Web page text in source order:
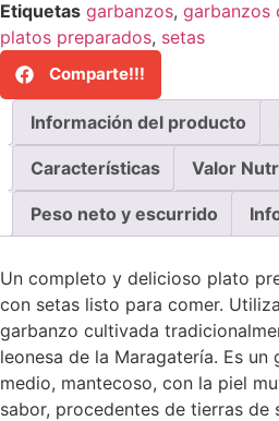
Etiquetas garbanzos, garbanzos
platos preparados, setas
Comparte!!!
Información del producto
Características Valor
Peso neto y escurrido
Un completo y delicioso plato
con setas listo para comer.
garbanzo cultivada
leonesa de la Maragatería. Es un
medio, mantecoso, con la piel
sabor, procedentes de tierras de